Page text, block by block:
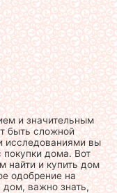
и значительным
быть сложной
исследованиями вы
покупки дома. Вот
найти и купить дом
одобрение на
дом, важно знать,